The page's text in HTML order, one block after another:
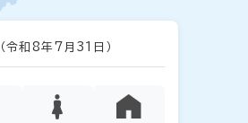
（令和8年7月31日）